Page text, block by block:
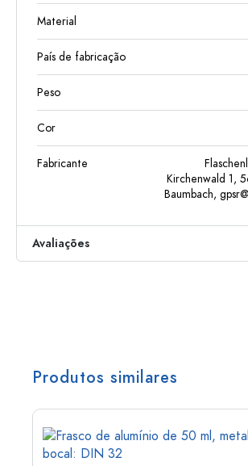
Material
País de fabricação
Peso
Cor
Fabricante
Kirchenwald 1,
Baumbach,
Avaliações
Produtos similares